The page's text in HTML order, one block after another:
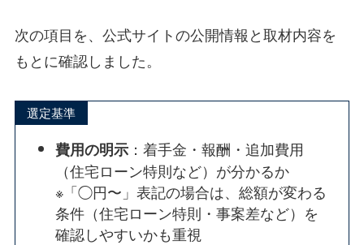
次の項目を、公式サイトの公開情報と取材内容を
もとに確認しました。
選定基準
費用の明示 ：着手金・報酬・追加費用
（住宅ローン特則など）が分かるか
※「◯円〜」表記の場合は、総額が変わる
条件（住宅ローン特則・事案差など）を
確認しやすいかも重視